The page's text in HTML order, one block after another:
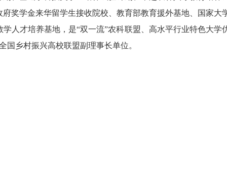
奖学金来华留学生接收院校、教育部教育援外基地、国家大
人才培养基地，是“双一流”农科联盟、高水平行业特色大学
国乡村振兴高校联盟副理事长单位。